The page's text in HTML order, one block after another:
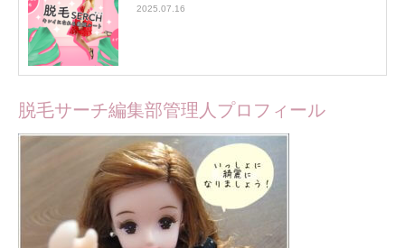
2025.07.16
脱毛サーチ編集部管理人プロフィール